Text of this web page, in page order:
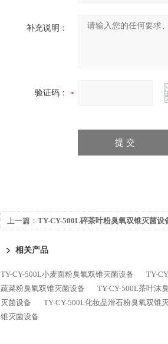
补充说明：
验证码：
上一篇： TY-CY-500L碎茶叶粉臭氧双锥灭菌设
相关产品
TY-CY-500L小麦面粉臭氧双锥灭菌设备 TY-
蔬菜粉臭氧双锥灭菌设备
TY-CY-500L茶叶沫
灭菌设备
TY-CY-500L化妆品滑石粉臭氧双锥
锥灭菌设备